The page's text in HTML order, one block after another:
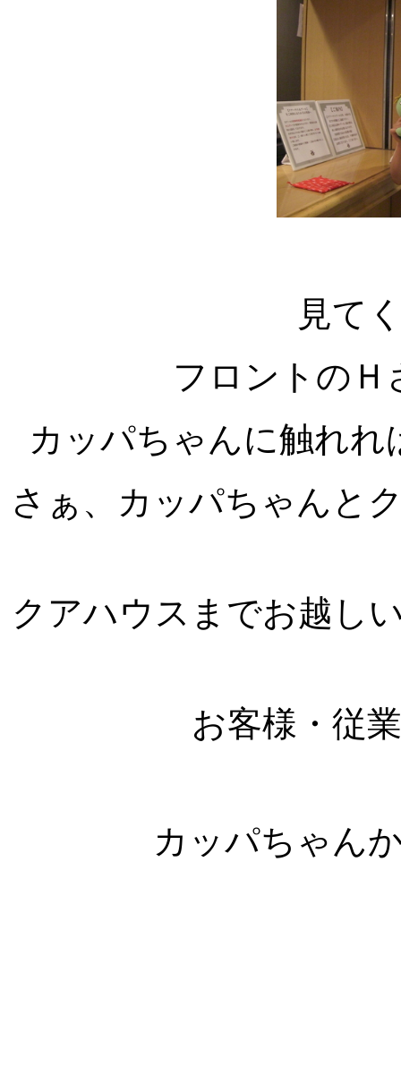
見て
フロントのＨ
カッパちゃんに触れ
さぁ、カッパちゃんと
クアハウスまでお越し
お客様・従
カッパちゃん